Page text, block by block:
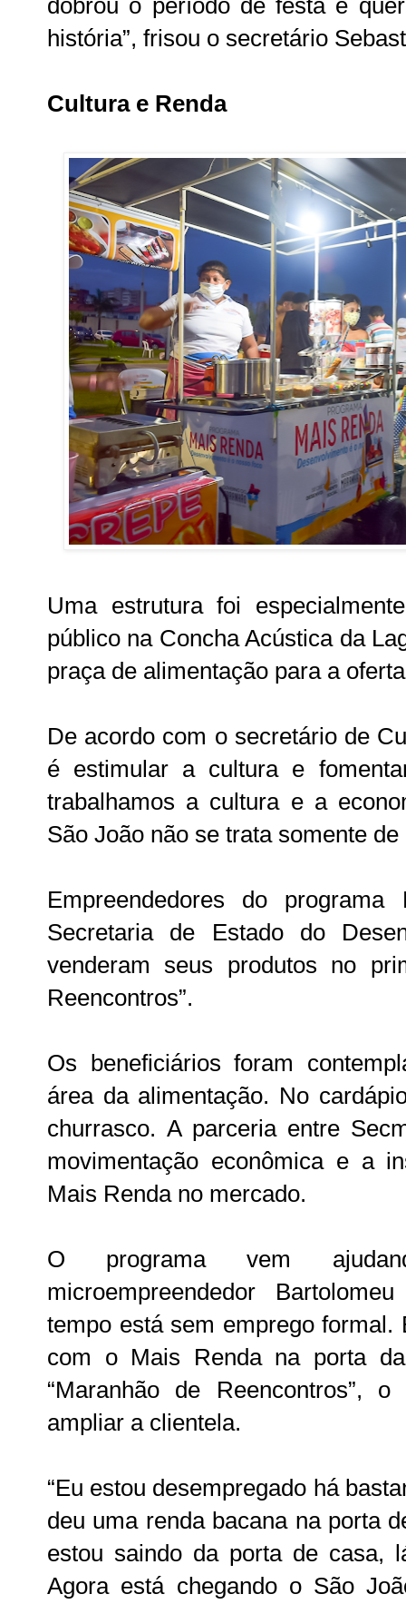
dobrou o período de festa e
história”, frisou o secretário
Cultura e Renda
Uma estrutura foi
público na Concha Acústica da
praça de alimentação para a
De acordo com o secretário de
é estimular a cultura e
trabalhamos a cultura e a
São João não se trata somente
Empreendedores do
Secretaria de Estado do
venderam seus produtos no
Reencontros”.
Os beneficiários foram
área da alimentação. No
churrasco. A parceria entre
movimentação econômica e a
Mais Renda no mercado.
O programa vem
microempreendedor
tempo está sem emprego formal.
com o Mais Renda na porta
“Maranhão de Reencontros”,
ampliar a clientela.
“Eu estou desempregado há
deu uma renda bacana na porta
estou saindo da porta de casa,
Agora está chegando o São